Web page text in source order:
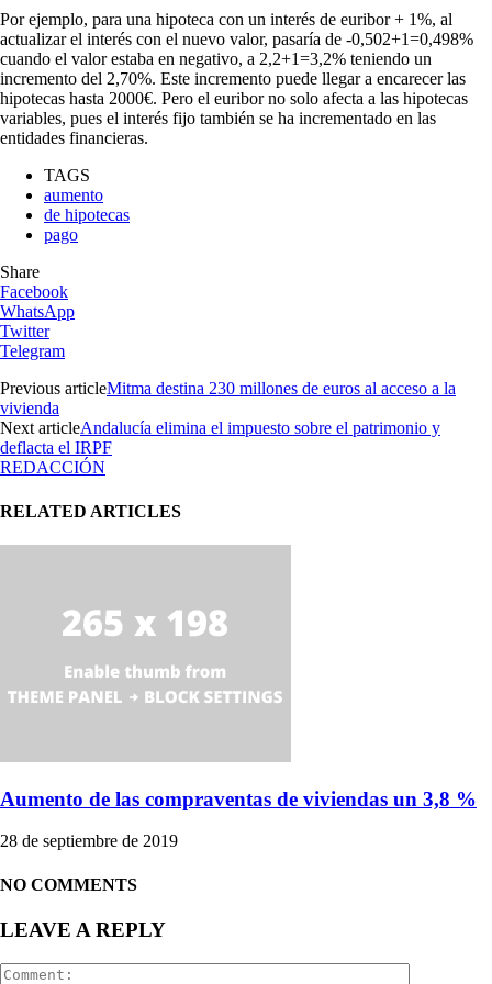
Por ejemplo, para una hipoteca con un interés de euribor + 1%, al
actualizar el interés con el nuevo valor, pasaría de -0,502+1=0,498%
cuando el valor estaba en negativo, a 2,2+1=3,2% teniendo un
incremento del 2,70%. Este incremento puede llegar a encarecer las
hipotecas hasta 2000€. Pero el euribor no solo afecta a las hipotecas
variables, pues el interés fijo también se ha incrementado en las
entidades financieras.
TAGS
aumento
de hipotecas
pago
Share
Facebook
WhatsApp
Twitter
Telegram
Previous articleMitma destina 230 millones de euros al acceso a la
vivienda
Next articleAndalucía elimina el impuesto sobre el patrimonio y
deflacta el IRPF
REDACCIÓN
RELATED ARTICLES
Aumento de las compraventas de viviendas un 3,8 %
28 de septiembre de 2019
NO COMMENTS
LEAVE A REPLY